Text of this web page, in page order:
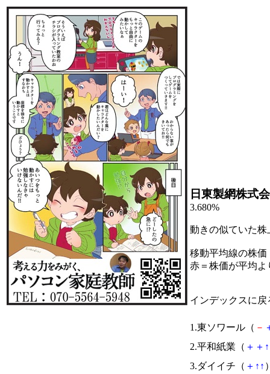
日東製網株式
3.680%
動きの似ていた
移動平均線の株価
赤＝株価が平均
インデックスに戻
1.東ソワール（ －
2.平和紙業（ ＋ ＋ ↑
3.ダイイチ（ ＋ ↑ ↑